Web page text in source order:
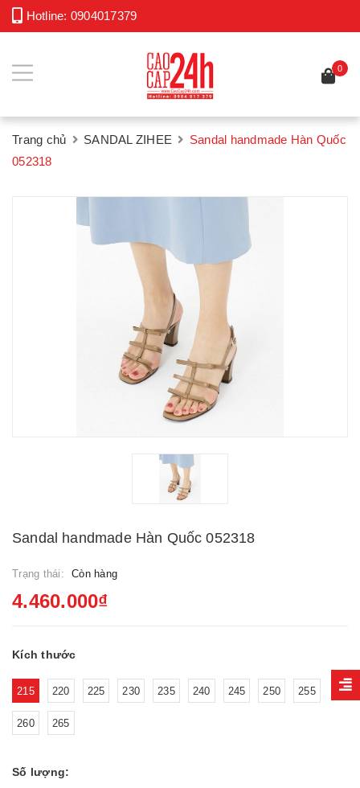
Hotline: 0904017379
0
Trang chủ SANDAL ZIHEE
Sandal handmade Hàn Quốc
052318
Sandal handmade Hàn Quốc 052318
Trạng thái: Còn hàng
4.460.000₫
Kích thước
215 220 225 230 235 240 245 250 255
260 265
Số lượng: